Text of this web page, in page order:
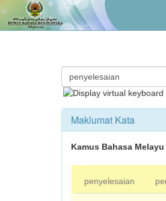
Maklumat Kata
Kamus Bahasa Melayu
penyelesaian